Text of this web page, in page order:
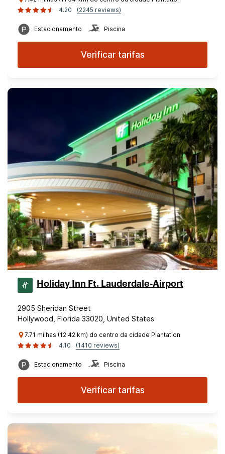
4.20
(2245 reviews)
Estacionamento Piscina
Verificar tarifas
Holiday Inn Ft. Lauderdale-Airport
2905 Sheridan Street
Hollywood, Florida 33020, United States
7.71 milhas (12.42 km) do centro da cidade Plantation
4.10
(1410 reviews)
Estacionamento Piscina
Verificar tarifas